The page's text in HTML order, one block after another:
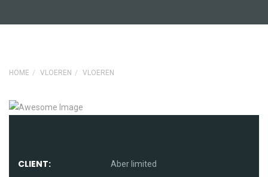
HOME VLOEREN VLOEREN
CLIENT: Aber limited